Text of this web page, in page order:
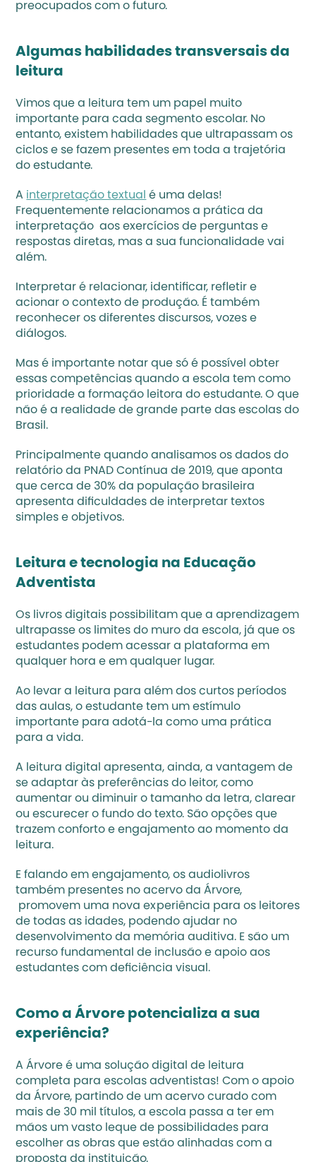
preocupados com o futuro.
Algumas habilidades transversais da
leitura
Vimos que a leitura tem um papel muito
importante para cada segmento escolar. No
entanto, existem habilidades que ultrapassam os
ciclos e se fazem presentes em toda a trajetória
do estudante.
A interpretação textual é uma delas!
Frequentemente relacionamos a prática da
interpretação  aos exercícios de perguntas e
respostas diretas, mas a sua funcionalidade vai
além.
Interpretar é relacionar, identificar, refletir e
acionar o contexto de produção. É também
reconhecer os diferentes discursos, vozes e
diálogos.
Mas é importante notar que só é possível obter
essas competências quando a escola tem como
prioridade a formação leitora do estudante. O que
não é a realidade de grande parte das escolas do
Brasil.
Principalmente quando analisamos os dados do
relatório da PNAD Contínua de 2019, que aponta
que cerca de 30% da população brasileira
apresenta dificuldades de interpretar textos
simples e objetivos.
Leitura e tecnologia na Educação
Adventista
Os livros digitais possibilitam que a aprendizagem
ultrapasse os limites do muro da escola, já que os
estudantes podem acessar a plataforma em
qualquer hora e em qualquer lugar.
Ao levar a leitura para além dos curtos períodos
das aulas, o estudante tem um estímulo
importante para adotá-la como uma prática
para a vida.
A leitura digital apresenta, ainda, a vantagem de
se adaptar às preferências do leitor, como
aumentar ou diminuir o tamanho da letra, clarear
ou escurecer o fundo do texto. São opções que
trazem conforto e engajamento ao momento da
leitura.
E falando em engajamento, os audiolivros
também presentes no acervo da Árvore,
promovem uma nova experiência para os leitores
de todas as idades, podendo ajudar no
desenvolvimento da memória auditiva. E são um
recurso fundamental de inclusão e apoio aos
estudantes com deficiência visual.
Como a Árvore potencializa a sua
experiência?
A Árvore é uma solução digital de leitura
completa para escolas adventistas! Com o apoio
da Árvore, partindo de um acervo curado com
mais de 30 mil títulos, a escola passa a ter em
mãos um vasto leque de possibilidades para
escolher as obras que estão alinhadas com a
proposta da instituição.